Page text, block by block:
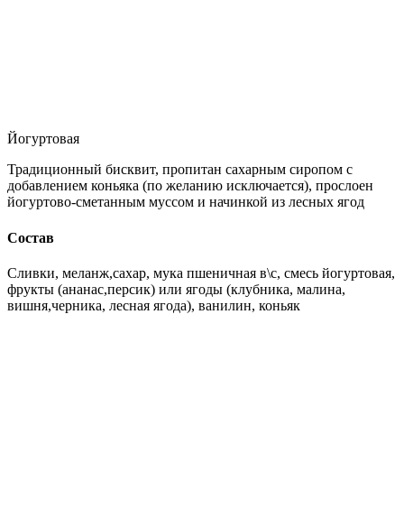
Йогуртовая
Традиционный бисквит, пропитан сахарным сиропом с
добавлением коньяка (по желанию исключается), прослоен
йогуртово-сметанным муссом и начинкой из лесных ягод
Состав
Сливки, меланж,сахар, мука пшеничная в\с, смесь йогуртовая,
фрукты (ананас,персик) или ягоды (клубника, малина,
вишня,черника, лесная ягода), ванилин, коньяк